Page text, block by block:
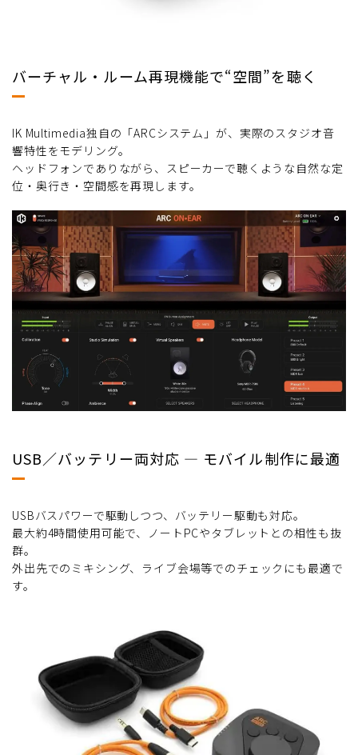
バーチャル・ルーム再現機能で“空間”を聴く
IK Multimedia独自の「ARCシステム」が、実際のスタジオ音
響特性をモデリング。
ヘッドフォンでありながら、スピーカーで聴くような自然な定
位・奥行き・空間感を再現します。
USB／バッテリー両対応 ― モバイル制作に最適
USBバスパワーで駆動しつつ、バッテリー駆動も対応。
最大約4時間使用可能で、ノートPCやタブレットとの相性も抜
群。
外出先でのミキシング、ライブ会場等でのチェックにも最適で
す。